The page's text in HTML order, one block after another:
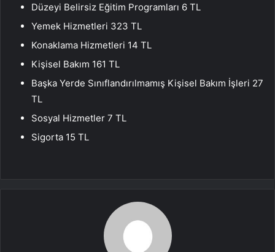
Düzeyi Belirsiz Eğitim Programları 6 TL
Yemek Hizmetleri 323 TL
Konaklama Hizmetleri 14 TL
Kişisel Bakım 161 TL
Başka Yerde Sınıflandırılmamış Kişisel Bakım İşleri 27
TL
Sosyal Hizmetler 7 TL
Sigorta 15 TL